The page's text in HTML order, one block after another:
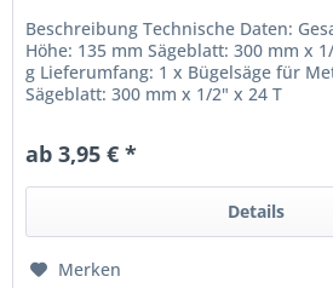
Beschreibung Technische Daten:
Höhe: 135 mm Sägeblatt: 300 mm x
g Lieferumfang: 1 x Bügelsäge für
Sägeblatt: 300 mm x 1/2" x 24 T
ab 3,95 € *
Details
Merken